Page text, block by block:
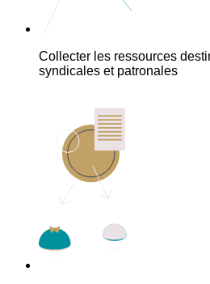
Collecter les ressources
syndicales et patronales